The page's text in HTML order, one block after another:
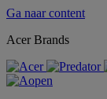
Ga naar content
Acer Brands